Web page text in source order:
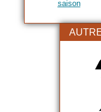
saison